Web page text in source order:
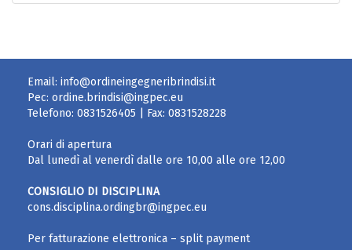
Email: info@ordineingegneribrindisi.it
Pec: ordine.brindisi@ingpec.eu
Telefono: 0831526405 | Fax: 0831528228
Orari di apertura
Dal lunedì al venerdì dalle ore 10,00 alle ore 12,00
CONSIGLIO DI DISCIPLINA
cons.disciplina.ordingbr@ingpec.eu
Per fatturazione elettronica – split payment